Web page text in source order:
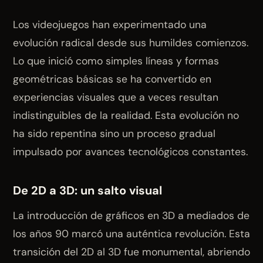
Los videojuegos han experimentado una
evolución radical desde sus humildes comienzos.
Lo que inició como simples líneas y formas
geométricas básicas se ha convertido en
experiencias visuales que a veces resultan
indistinguibles de la realidad. Esta evolución no
ha sido repentina sino un proceso gradual
impulsado por avances tecnológicos constantes.
De 2D a 3D: un salto visual
La introducción de gráficos en 3D a mediados de
los años 90 marcó una auténtica revolución. Esta
transición del 2D al 3D fue monumental, abriendo